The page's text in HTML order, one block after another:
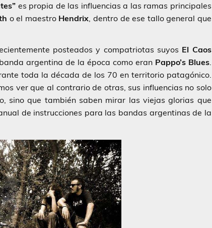
es propia de las influencias a las ramas principales
o el maestro Hendrix, dentro de ese tallo general que
posteados y compatriotas suyos El Caos
argentina de la época como eran Pappo’s Blues.
toda la década de los 70 en territorio patagónico.
ver que al contrario de otras, sus influencias no solo
sino que también saben mirar las viejas glorias que
de instrucciones para las bandas argentinas de la